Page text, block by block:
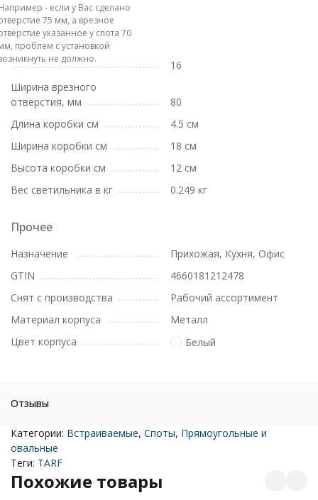
- если у Вас сделано
75 мм, а врезное
указанное у спота 70
проблем с установкой
не должно.
16
Ширина врезного
отверстия, мм
80
Длина коробки см
4.5 см
Ширина коробки см
18 см
Высота коробки см
12 см
Вес светильника в кг
0.249 кг
Прочее
Назначение
Прихожая, Кухня, Офис
GTIN
4660181212478
Снят с производства
Рабочий ассортимент
Материал корпуса
Металл
Цвет корпуса
Белый
Отзывы
Категории: Встраиваемые, Споты, Прямоугольные и
овальные
Теги: TARF
Похожие товары